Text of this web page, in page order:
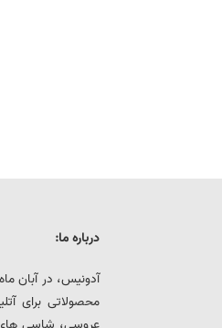
درباره ما:
محصولاتی برای